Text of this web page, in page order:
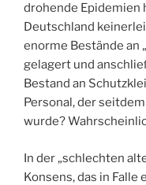
drohende Epidemien
Deutschland
enorme Bestände an
gelagert und
Bestand an
Personal, der
wurde?
In der „schlechten
Konsens, das in